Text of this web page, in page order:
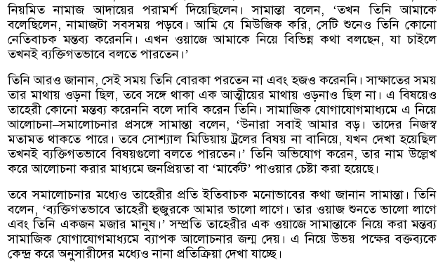
নিয়মিত নামাজ আদায়ের পরামর্শ দিয়েছিলেন। সামান্তা বলেন, ‘তখন তিনি আমাকে
বলেছিলেন,নামাজটা সবসময় পড়বে। আমি যে মিউজিক করি, সেটি শুনেও তিনি কোনো
নেতিবাচক মন্তব্য করেননি। এখন ওয়াজে আমাকে নিয়ে বিভিন্ন কথা বলছেন,যা চাইলে
তখনই ব্যক্তিগতভাবে বলতে পারতেন।’
তিনি আরও জানান, সেই সময় তিনি বোরকা পরতেন না এবং হজও করেননি। সাক্ষাতের সময়
তার মাথায় ওড়না ছিল,তবে সঙ্গে থাকা এক আত্মীয়ের মাথায় ওড়নাও ছিল না। এ বিষয়েও
তাহেরী কোনো মন্তব্য করেননি বলে দাবি করেন তিনি। সামাজিক যোগাযোগমাধ্যমে এ নিয়ে
আলোচনা–সমালোচনার প্রসঙ্গে সামান্তা বলেন, ‘উনারা সবাই আমার বড়। তাদের নিজস্ব
মতামত থাকতে পারে। তবে সোশ্যাল মিডিয়ায় ট্রলের বিষয় না বানিয়ে,যখন দেখা হয়েছিল
তখনই ব্যক্তিগতভাবে বিষয়গুলো বলতে পারতেন।’তিনি অভিযোগ করেন,তার নাম উল্লেখ
করে আলোচনা করার মাধ্যমে জনপ্রিয়তা বা‘মার্কেট’ পাওয়ার চেষ্টা করা হয়েছে।
তবে সমালোচনার মধ্যেও তাহেরীর প্রতি ইতিবাচক মনোভাবের কথা জানান সামান্তা। তিনি
বলেন, ‘ব্যক্তিগতভাবে তাহেরী হুজুরকে আমার ভালো লাগে। তার ওয়াজ শুনতে ভালো লাগে
এবং তিনি একজন মজার মানুষ।’সম্প্রতি তাহেরীর এক ওয়াজে সামান্তাকে নিয়ে করা মন্তব্য
সামাজিক যোগাযোগমাধ্যমে ব্যাপক আলোচনার জন্ম দেয়। এ নিয়ে উভয় পক্ষের বক্তব্যকে
কেন্দ্র করে অনুসারীদের মধ্যেও নানা প্রতিক্রিয়া দেখা যাচ্ছে।